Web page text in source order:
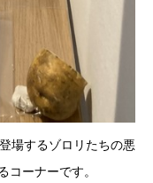
場するゾロリたちの悪
コーナーです。